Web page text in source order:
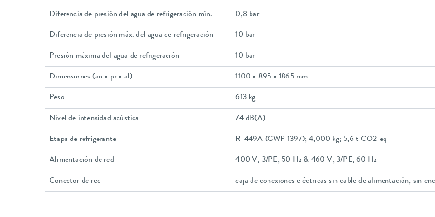
Diferencia de presión del agua de refrigeración mín. 0,8 bar
Diferencia de presión máx. del agua de refrigeración 10 bar
Presión máxima del agua de refrigeración 10 bar
Dimensiones (an x pr x al) 1100 x 895 x 1865 mm
Peso 613 kg
Nivel de intensidad acústica 74 dB(A)
Etapa de refrigerante R-449A (GWP 1397); 4,000 kg; 5,6 t CO2-eq
Alimentación de red 400 V; 3/PE; 50 Hz & 460 V; 3/PE; 60 Hz
Conector de red caja de conexiones eléctricas sin cable de alimentación, sin